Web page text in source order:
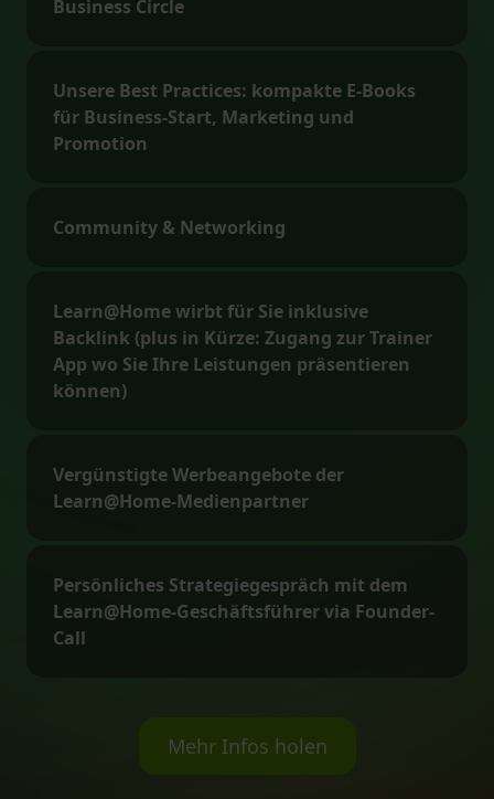
Business Circle
Unsere Best Practices: kompakte E-Books
für Business-Start, Marketing und
Promotion
Community & Networking
Learn@Home wirbt für Sie inklusive
Backlink (plus in Kürze: Zugang zur Trainer
App wo Sie Ihre Leistungen präsentieren
können)
Vergünstigte Werbeangebote der
Learn@Home-Medienpartner
Persönliches Strategiegespräch mit dem
Learn@Home-Geschäftsführer via Founder-
Call
Mehr Infos holen